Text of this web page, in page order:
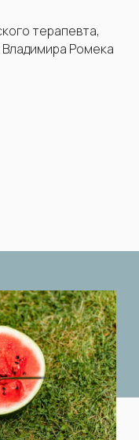
терапевта,
Владимира Ромека